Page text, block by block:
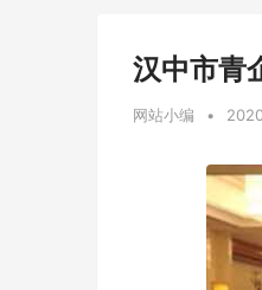
汉中市青
网站小编 •